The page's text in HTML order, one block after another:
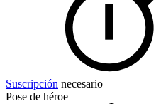
Suscripción necesario
Pose de héroe